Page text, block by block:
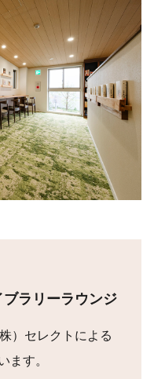
ラリーラウンジ
）セレクトによる
ます。